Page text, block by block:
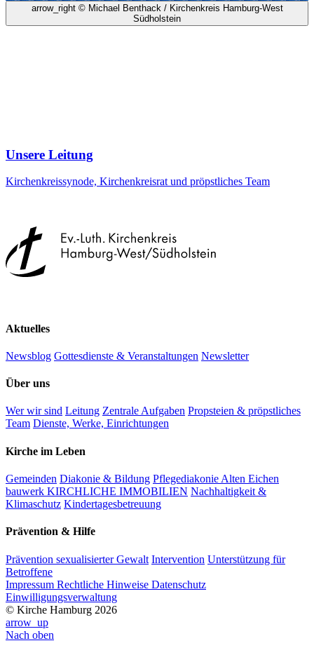
arrow_right © Michael Benthack / Kirchenkreis Hamburg-West
Südholstein
Unsere Leitung
Kirchenkreissynode, Kirchenkreisrat und pröpstliches Team
Aktuelles
Newsblog Gottesdienste & Veranstaltungen Newsletter
Über uns
Wer wir sind Leitung Zentrale Aufgaben Propsteien & pröpstliches
Team Dienste, Werke, Einrichtungen
Kirche im Leben
Gemeinden Diakonie & Bildung Pflegediakonie Alten Eichen
bauwerk KIRCHLICHE IMMOBILIEN Nachhaltigkeit &
Klimaschutz Kindertagesbetreuung
Prävention & Hilfe
Prävention sexualisierter Gewalt Intervention Unterstützung für
Betroffene
Impressum Rechtliche Hinweise Datenschutz
Einwilligungsverwaltung
© Kirche Hamburg 2026
arrow_up
Nach oben